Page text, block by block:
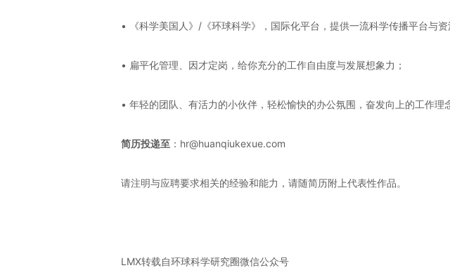
• 《科学美国人》/《环球科学》，国际化平台，提供一流科学传播平台与资
• 扁平化管理、因才定岗，给你充分的工作自由度与发展想象力；
• 年轻的团队、有活力的小伙伴，轻松愉快的办公氛围，奋发向上的工作理
简历投递至 ：hr@huanqiukexue.com
请注明与应聘要求相关的经验和能力，请随简历附上代表性作品。
LMX转载自环球科学研究圈微信公众号